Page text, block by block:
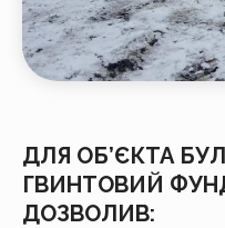
ДЛЯ ОБ’ЄКТА
ГВИНТОВИЙ
ДОЗВОЛИВ: